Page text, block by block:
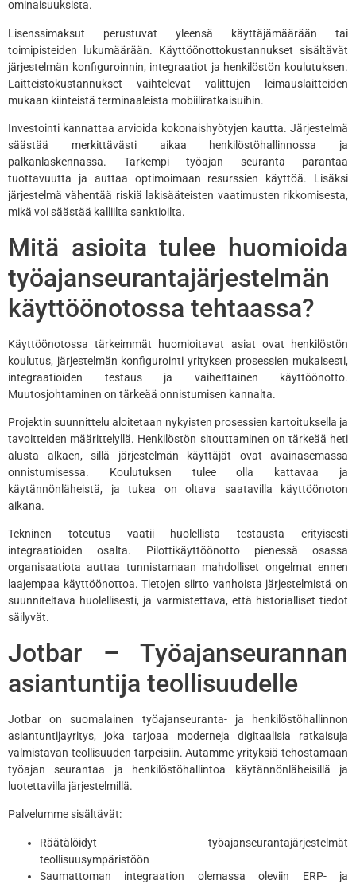
ominaisuuksista.
Lisenssimaksut perustuvat yleensä käyttäjämäärään tai
toimipisteiden lukumäärään. Käyttöönottokustannukset sisältävät
järjestelmän konfiguroinnin, integraatiot ja henkilöstön koulutuksen.
Laitteistokustannukset vaihtelevat valittujen leimauslaitteiden
mukaan kiinteistä terminaaleista mobiiliratkaisuihin.
Investointi kannattaa arvioida kokonaishyötyjen kautta. Järjestelmä
säästää merkittävästi aikaa henkilöstöhallinnossa ja
palkanlaskennassa. Tarkempi työajan seuranta parantaa
tuottavuutta ja auttaa optimoimaan resurssien käyttöä. Lisäksi
järjestelmä vähentää riskiä lakisääteisten vaatimusten rikkomisesta,
mikä voi säästää kalliilta sanktioilta.
Mitä asioita tulee huomioida
työajanseurantajärjestelmän
käyttöönotossa tehtaassa?
Käyttöönotossa tärkeimmät huomioitavat asiat ovat henkilöstön
koulutus, järjestelmän konfigurointi yrityksen prosessien mukaisesti,
integraatioiden testaus ja vaiheittainen käyttöönotto.
Muutosjohtaminen on tärkeää onnistumisen kannalta.
Projektin suunnittelu aloitetaan nykyisten prosessien kartoituksella ja
tavoitteiden määrittelyllä. Henkilöstön sitouttaminen on tärkeää heti
alusta alkaen, sillä järjestelmän käyttäjät ovat avainasemassa
onnistumisessa. Koulutuksen tulee olla kattavaa ja
käytännönläheistä, ja tukea on oltava saatavilla käyttöönoton
aikana.
Tekninen toteutus vaatii huolellista testausta erityisesti
integraatioiden osalta. Pilottikäyttöönotto pienessä osassa
organisaatiota auttaa tunnistamaan mahdolliset ongelmat ennen
laajempaa käyttöönottoa. Tietojen siirto vanhoista järjestelmistä on
suunniteltava huolellisesti, ja varmistettava, että historialliset tiedot
säilyvät.
Jotbar – Työajanseurannan
asiantuntija teollisuudelle
Jotbar on suomalainen työajanseuranta- ja henkilöstöhallinnon
asiantuntijayritys, joka tarjoaa moderneja digitaalisia ratkaisuja
valmistavan teollisuuden tarpeisiin. Autamme yrityksiä tehostamaan
työajan seurantaa ja henkilöstöhallintoa käytännönläheisillä ja
luotettavilla järjestelmillä.
Palvelumme sisältävät:
Räätälöidyt työajanseurantajärjestelmät
teollisuusympäristöön
Saumattoman integraation olemassa oleviin ERP- ja